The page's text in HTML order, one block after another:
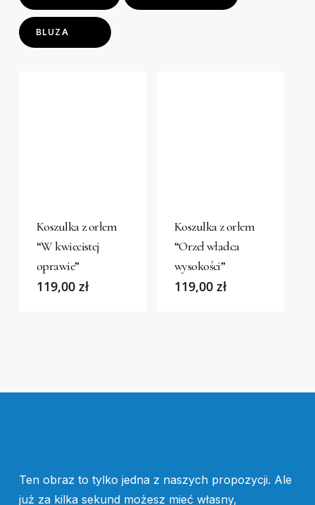
BLUZA
multiple
variants.
The
options
the
Koszulka z orłem
“W kwiecistej
oprawie”
119,00 zł
multiple
variants.
The
options
the
Koszulka z orłem
“Orzeł władca
wysokości”
119,00 zł
Ten obraz to tylko jedna z naszych propozycji. Ale
już za kilka sekund możesz mieć własny,